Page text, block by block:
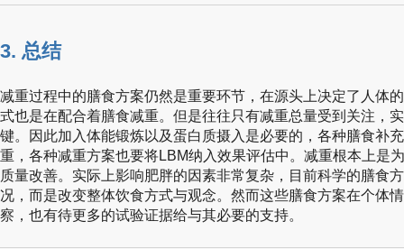
3. 总结
减重过程中的膳食方案仍然是重要环节，在源头上决定了人体
式也是在配合着膳食减重。但是往往只有减重总量受到关注，
键。因此加入体能锻炼以及蛋白质摄入是必要的，各种膳食补
重，各种减重方案也要将LBM纳入效果评估中。减重根本上是
质量改善。实际上影响肥胖的因素非常复杂，目前科学的膳食
况，而是改变整体饮食方式与观念。然而这些膳食方案在个体
察，也有待更多的试验证据给与其必要的支持。